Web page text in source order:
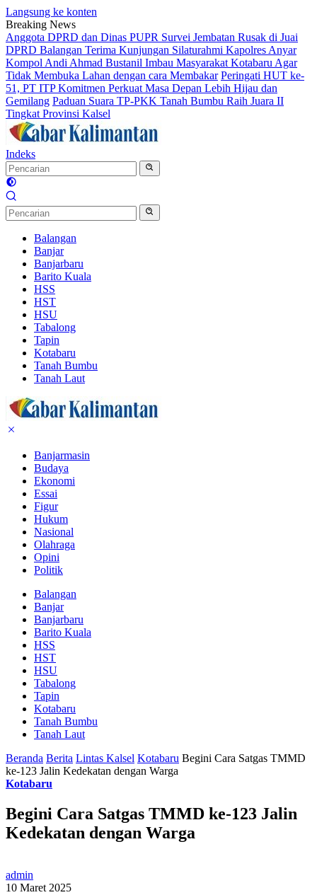
Langsung ke konten
Breaking News
Anggota DPRD dan Dinas PUPR Survei Jembatan Rusak di Juai
DPRD Balangan Terima Kunjungan Silaturahmi Kapolres Anyar
Kompol Andi Ahmad Bustanil Imbau Masyarakat Kotabaru Agar
Tidak Membuka Lahan dengan cara Membakar Peringati HUT ke-
51, PT ITP Komitmen Perkuat Masa Depan Lebih Hijau dan
Gemilang Paduan Suara TP-PKK Tanah Bumbu Raih Juara II
Tingkat Provinsi Kalsel
Indeks
Balangan
Banjar
Banjarbaru
Barito Kuala
HSS
HST
HSU
Tabalong
Tapin
Kotabaru
Tanah Bumbu
Tanah Laut
Banjarmasin
Budaya
Ekonomi
Essai
Figur
Hukum
Nasional
Olahraga
Opini
Politik
Balangan
Banjar
Banjarbaru
Barito Kuala
HSS
HST
HSU
Tabalong
Tapin
Kotabaru
Tanah Bumbu
Tanah Laut
Beranda Berita Lintas Kalsel Kotabaru Begini Cara Satgas TMMD
ke-123 Jalin Kedekatan dengan Warga
Kotabaru
Begini Cara Satgas TMMD ke-123 Jalin
Kedekatan dengan Warga
admin
10 Maret 2025